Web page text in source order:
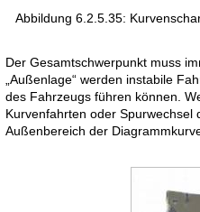
Abbildung 6.2.5.35:
Der Gesamtschwerpunkt muss
„Außenlage“ werden instabile
des Fahrzeugs führen können.
Kurvenfahrten oder
Außenbereich der